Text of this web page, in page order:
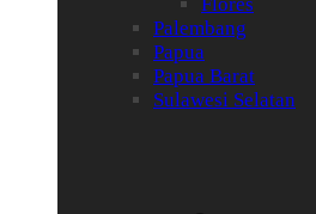
Palembang
Papua
Papua Barat
Sulawesi Selatan